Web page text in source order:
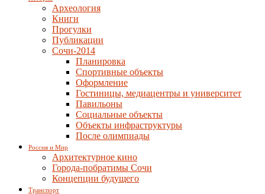
Археология
Книги
Прогулки
Публикации
Сочи-2014
Планировка
Спортивные объекты
Оформление
Гостиницы, медиацентры и университет
Павильоны
Социальные объекты
Объекты инфраструктуры
После олимпиады
Россия и Мир
Архитектурное кино
Города-побратимы Сочи
Концепции будущего
Транспорт